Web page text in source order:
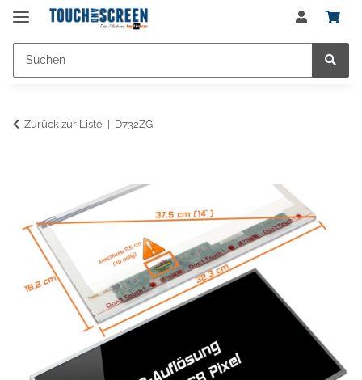
Zurück zur Liste D732ZG